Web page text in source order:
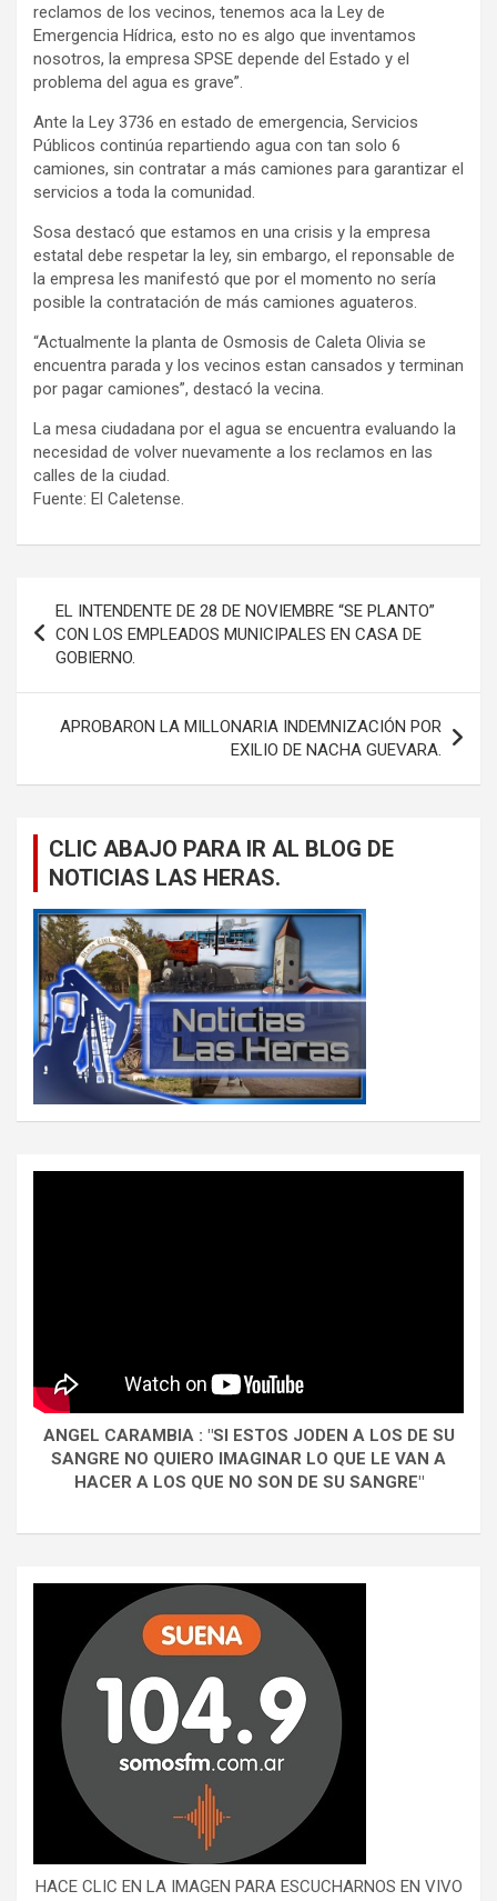
reclamos de los vecinos, tenemos aca la Ley de
Emergencia Hídrica, esto no es algo que inventamos
nosotros, la empresa SPSE depende del Estado y el
problema del agua es grave”.
Ante la Ley 3736 en estado de emergencia, Servicios
Públicos continúa repartiendo agua con tan solo 6
camiones, sin contratar a más camiones para garantizar el
servicios a toda la comunidad.
Sosa destacó que estamos en una crisis y la empresa
estatal debe respetar la ley, sin embargo, el reponsable de
la empresa les manifestó que por el momento no sería
posible la contratación de más camiones aguateros.
“Actualmente la planta de Osmosis de Caleta Olivia se
encuentra parada y los vecinos estan cansados y terminan
por pagar camiones”, destacó la vecina.
La mesa ciudadana por el agua se encuentra evaluando la
necesidad de volver nuevamente a los reclamos en las
calles de la ciudad.
Fuente: El Caletense.
de
entradas
EL INTENDENTE DE 28 DE NOVIEMBRE “SE PLANTO”
CON LOS EMPLEADOS MUNICIPALES EN CASA DE
GOBIERNO.
APROBARON LA MILLONARIA INDEMNIZACIÓN POR
EXILIO DE NACHA GUEVARA.
CLIC ABAJO PARA IR AL BLOG DE
NOTICIAS LAS HERAS.
ANGEL CARAMBIA : "SI ESTOS JODEN A LOS DE SU
SANGRE NO QUIERO IMAGINAR LO QUE LE VAN A
HACER A LOS QUE NO SON DE SU SANGRE"
HACE CLIC EN LA IMAGEN PARA ESCUCHARNOS EN VIVO